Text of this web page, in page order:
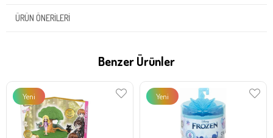
ÜRÜN ÖNERILERI
Benzer Ürünler
Yeni
Ürün
Yeni